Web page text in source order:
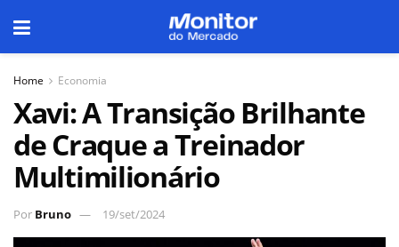
Home Economia
Xavi: A Transição Brilhante
de Craque a Treinador
Multimilionário
Por Bruno 19/set/2024